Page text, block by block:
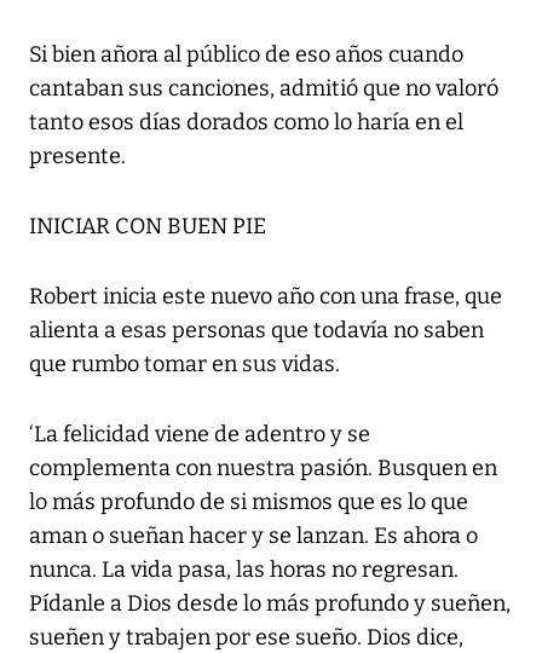
Si bien añora al público de eso años cuando
cantaban sus canciones, admitió que no valoró
tanto esos días dorados como lo haría en el
presente.
INICIAR CON BUEN PIE
Robert inicia este nuevo año con una frase, que
alienta a esas personas que todavía no saben
que rumbo tomar en sus vidas.
‘La felicidad viene de adentro y se
complementa con nuestra pasión. Busquen en
lo más profundo de si mismos que es lo que
aman o sueñan hacer y se lanzan. Es ahora o
nunca. La vida pasa, las horas no regresan.
Pídanle a Dios desde lo más profundo y sueñen,
sueñen y trabajen por ese sueño. Dios dice,